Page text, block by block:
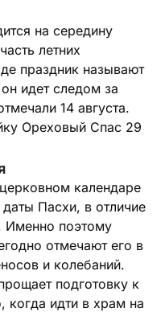
на середину
летних
праздник называют
идет следом за
14 августа.
Ореховый Спас 29
календаре
даты Пасхи, в отличие
Именно поэтому
отмечают его в
и колебаний.
подготовку к
когда идти в храм на